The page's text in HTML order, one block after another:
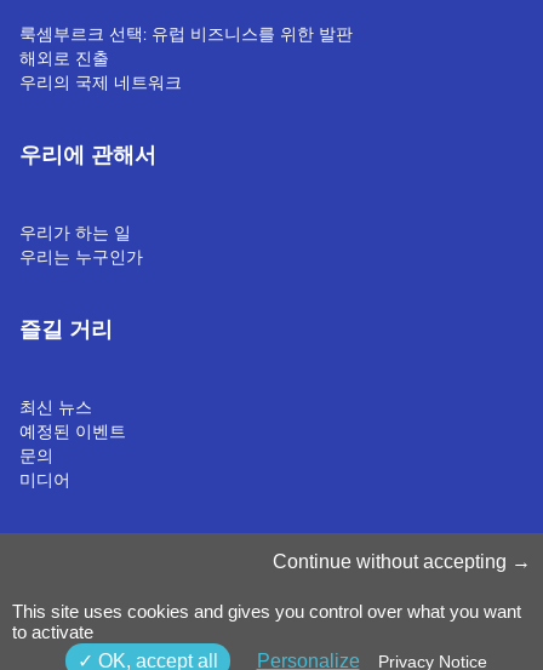
룩셈부르크 선택: 유럽 비즈니스를 위한 발판
해외로 진출
우리의 국제 네트워크
우리에 관해서
우리가 하는 일
우리는 누구인가
즐길 거리
최신 뉴스
예정된 이벤트
문의
미디어
개인정보처리방침
약관 & 조건
내부 고발 정책
©2025 Luxinnovation GIE
Continue without accepting
This site uses cookies and gives you control over what you want
to activate
OK, accept all
Personalize Privacy Notice